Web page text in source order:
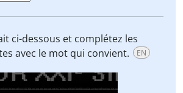
ci-dessous et complétez les
avec le mot qui convient.
EN